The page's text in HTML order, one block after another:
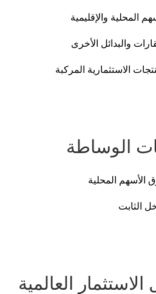
المحلية والإقليمية
والبدائل الأخرى
الاستثمارية المركبة
الوساطة
الأسهم المحلية
الثابت
العالمية